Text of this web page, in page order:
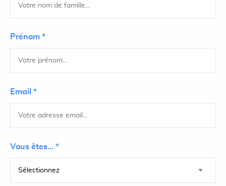
Prénom *
Email *
Vous êtes... *